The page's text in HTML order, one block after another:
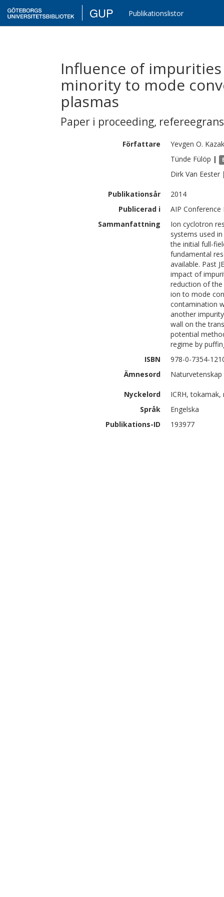
GUP Publikationslistor
Influence of
minority to mode
plasmas
Paper i proceeding,
Författare Yevgen O.
Tünde Fülöp |
Dirk Van Eester
Publikationsår
2014
Publicerad i
AIP Conference
Sammanfattning
Ion cyclotron
systems used
the initial full-
fundamental
available. Past
impact of
reduction of
ion to mode
contamination
another
wall on the
potential
regime by
ISBN
978-0-7354-
Ämnesord
Nyckelord
ICRH,
Språk
Engelska
Publikations-ID
193977